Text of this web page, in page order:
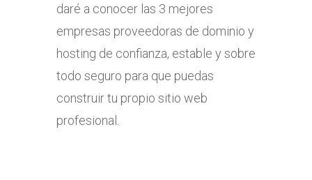
daré a conocer las 3 mejores
empresas proveedoras de dominio y
hosting de confianza, estable y sobre
todo seguro para que puedas
construir tu propio sitio web
profesional.